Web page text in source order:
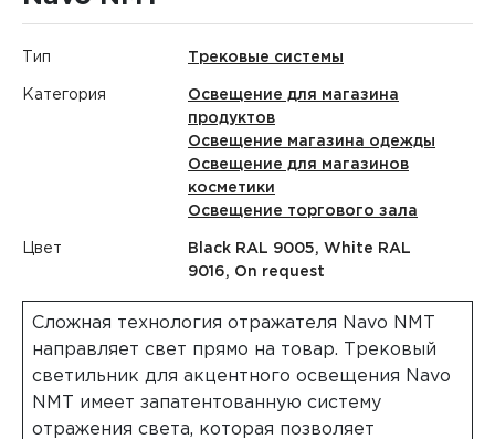
Тип Трековые системы
Категория
Освещение для магазина
продуктов
Освещение магазина одежды
Освещение для магазинов
косметики
Освещение торгового зала
Цвет
Black RAL 9005, White RAL
9016, On request
Сложная технология отражателя Navo NMT
направляет свет прямо на товар. Трековый
светильник для акцентного освещения Navo
NMT имеет запатентованную систему
отражения света, которая позволяет